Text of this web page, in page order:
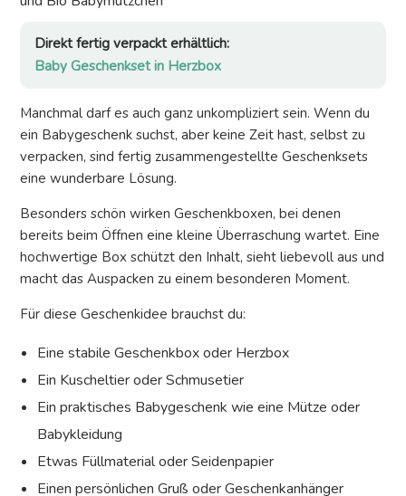
Direkt fertig verpackt erhältlich:
Baby Geschenkset in Herzbox
Manchmal darf es auch ganz unkompliziert sein. Wenn du
ein Babygeschenk suchst, aber keine Zeit hast, selbst zu
verpacken, sind fertig zusammengestellte Geschenksets
eine wunderbare Lösung.
Besonders schön wirken Geschenkboxen, bei denen
bereits beim Öffnen eine kleine Überraschung wartet. Eine
hochwertige Box schützt den Inhalt, sieht liebevoll aus und
macht das Auspacken zu einem besonderen Moment.
Für diese Geschenkidee brauchst du:
Eine stabile Geschenkbox oder Herzbox
Ein Kuscheltier oder Schmusetier
Ein praktisches Babygeschenk wie eine Mütze oder
Babykleidung
Etwas Füllmaterial oder Seidenpapier
Einen persönlichen Gruß oder Geschenkanhänger